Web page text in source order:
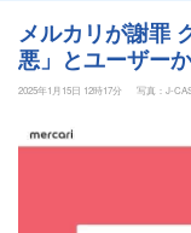
メルカリが謝罪
悪」とユーザー
2025年1月15日 12時17分
写真：J-